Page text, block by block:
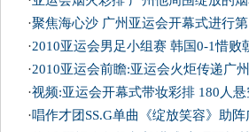
·聚焦海心沙 广州亚运会开幕式进行
·2010亚运会男足小组赛 韩国0-1惜败
·2010亚运会前瞻:亚运会火炬传递广
·视频:亚运会开幕式带妆彩排 180人悬
·唱作才团SS.G单曲《绽放笑容》助